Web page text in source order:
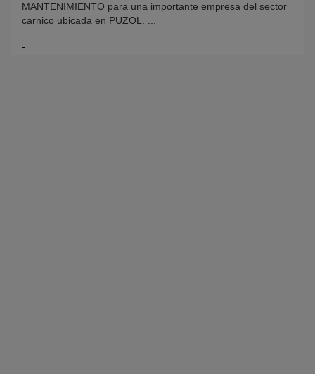
MANTENIMIENTO para una importante empresa del sector
carnico ubicada en PUZOL. ...